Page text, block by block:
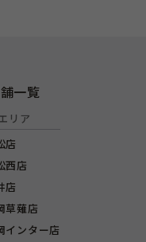
一覧
リア
店
西店
店
草薙店
インター店